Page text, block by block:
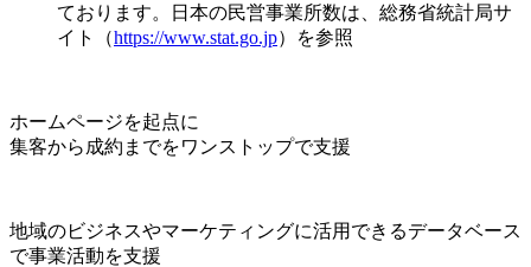
ております。日本の民営事業所数は、総務省統計局サ
イト（https://www.stat.go.jp）を参照
ホームページを起点に
集客から成約までをワンストップで支援
地域のビジネスやマーケティングに活用できるデータベース
で事業活動を支援